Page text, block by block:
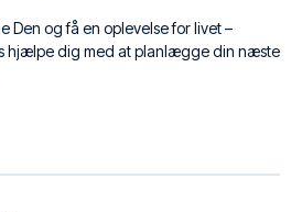
Den og få en oplevelse for livet –
hjælpe dig med at planlægge din næste